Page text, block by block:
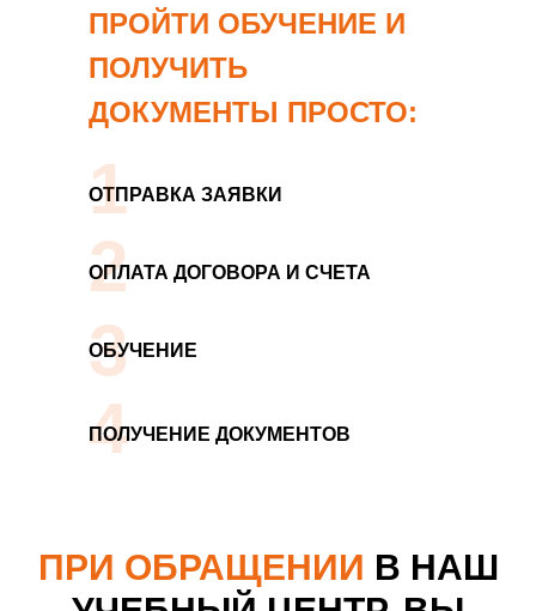
ПРОЙТИ ОБУЧЕНИЕ И
ПОЛУЧИТЬ
ДОКУМЕНТЫ ПРОСТО:
ОТПРАВКА ЗАЯВКИ
1
2
3
4
ОПЛАТА ДОГОВОРА И СЧЕТА
ОБУЧЕНИЕ
ПОЛУЧЕНИЕ ДОКУМЕНТОВ
ПРИ ОБРАЩЕНИИ В НАШ